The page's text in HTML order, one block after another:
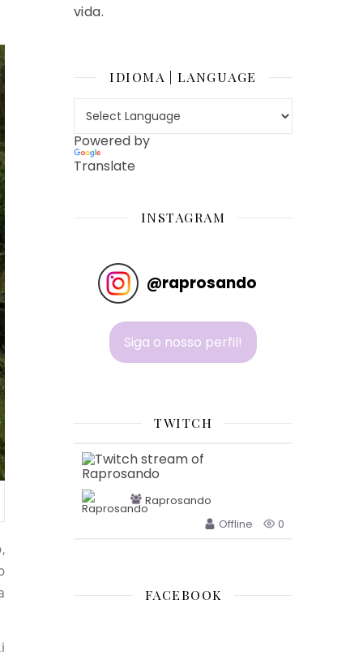
vida.
IDIOMA | LANGUAGE
Powered by
Translate
INSTAGRAM
@raprosando
Siga o nosso perfil!
TWITCH
Raprosando
Offline
0
FACEBOOK